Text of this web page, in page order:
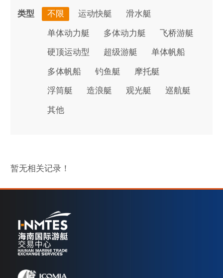
类型 不限 运动快艇 滑水艇
单体动力艇 多体动力艇 飞桥游艇
硬顶运动型 超级游艇 单体帆船
多体帆船 钓鱼艇 摩托艇
浮筒艇 造浪艇 观光艇 巡航艇
其他
暂无相关记录！